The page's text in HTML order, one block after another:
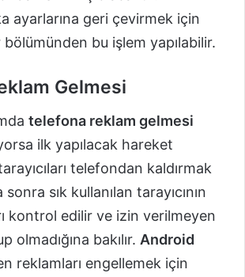
ayarlarına geri çevirmek için
bölümünden bu işlem yapılabilir.
Gelmesi
telefona reklam gelmesi
ilk yapılacak hareket
telefondan kaldırmak
sık kullanılan tarayıcının
kontrol edilir ve izin verilmeyen
olmadığına bakılır. Android
reklamları engellemek için